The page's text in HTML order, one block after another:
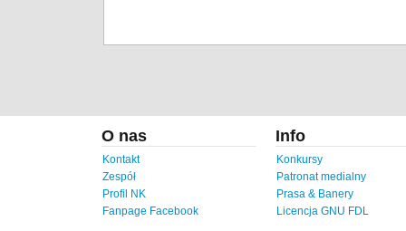
O nas
Kontakt
Zespół
Profil NK
Fanpage Facebook
Info
Konkursy
Patronat medialny
Prasa & Banery
Licencja GNU FDL